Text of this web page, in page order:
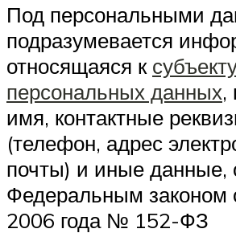
Под персональными
подразумевается
относящаяся к
персональных данных,
имя, контактные
(телефон, адрес
почты) и иные данные,
Федеральным законом
2006 года № 152-ФЗ